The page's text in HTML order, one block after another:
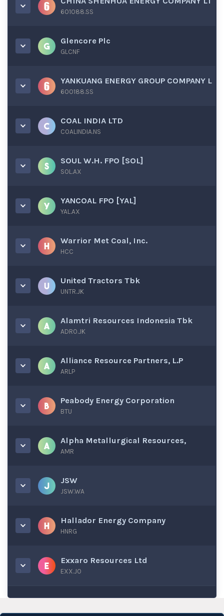
601088.SS
Glencore Plc
GLCNF
YANKUANG ENERGY GROUP COMPANY L
600188.SS
COAL INDIA LTD
COALINDIA.NS
SOUL W.H. FPO [SOL]
SOL.AX
YANCOAL FPO [YAL]
YAL.AX
Warrior Met Coal, Inc.
HCC
United Tractors Tbk
UNTR.JK
Alamtri Resources Indonesia Tbk
ADRO.JK
Alliance Resource Partners, L.P
ARLP
Peabody Energy Corporation
BTU
Alpha Metallurgical Resources,
AMR
JSW
JSW.WA
Hallador Energy Company
HNRG
Exxaro Resources Ltd
EXX.JO